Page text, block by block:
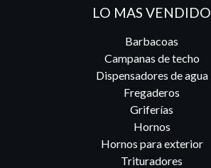
LO MAS VENDIDO
Barbacoas
Campanas de techo
Dispensadores de agua
Fregaderos
Griferías
Hornos
Hornos para exterior
Trituradores